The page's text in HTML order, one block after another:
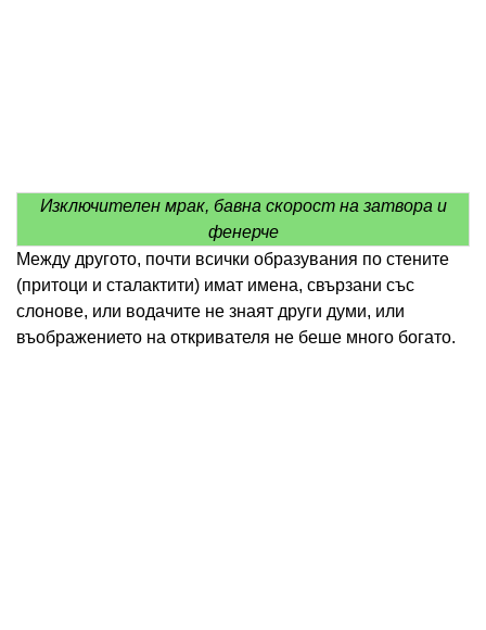
Изключителен мрак, бавна скорост на затвора и
фенерче
Между другото, почти всички образувания по стените
(притоци и сталактити) имат имена, свързани със
слонове, или водачите не знаят други думи, или
въображението на откривателя не беше много богато.